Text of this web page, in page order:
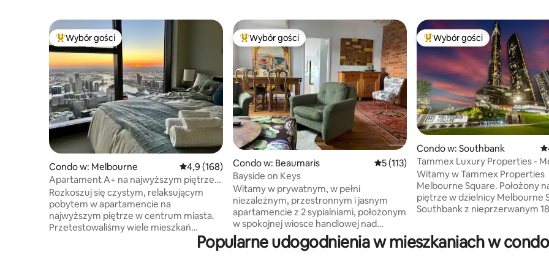
Najpopularniejsze z kategorii Wybór gości
Wybór gości
Condo w: Melbourne Średnia ocena: 4,9 na 5, liczba recenzji: 168
4,9 (168)
Apartament A+ na najwyższym piętrze
z widokiem na zachód słońca, basenem,
spa, sauną i siłownią
Rozkoszuj się czystym, relaksującym
pobytem w apartamencie na
najwyższym piętrze w centrum miasta.
Przetestowaliśmy wiele mieszkań
w Melbourne, zanim wybraliśmy to. To
Najpopularniejsze z kategorii Wybór gości
Wybór gości
Condo w: Beaumaris Średnia ocena: 5 na 5, liczba recenzji: 113
5 (113)
Bayside on Keys
Witamy w prywatnym, w pełni
niezależnym, przestronnym i jasnym
apartamencie z 2 sypialniami, położonym
w spokojnej wiosce handlowej nad
zatoką. Goście mają do dyspozycji 2
kawiarnie, 2 restauracje, supermarket
Najpopularniejsze z kategorii
Wybór gości
Condo w: Southbank
Tammex Luxury Properties -
Square
Witamy w Tammex Properties
Melbourne Square. Położony na 63.
piętrze w dzielnicy Melbourne
Southbank z nieprzerwanym
Port Philip Bay. Oferuje 2
3 sypialnie i 2 pełnowymiarowe
Popularne udogodnienia w mieszkaniach w